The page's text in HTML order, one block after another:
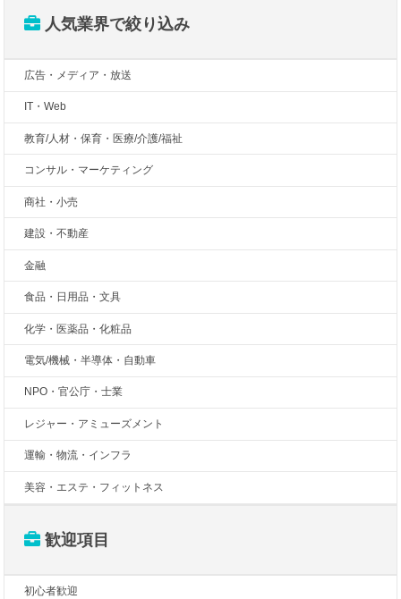
人気業界で絞り込み
広告・メディア・放送
IT・Web
教育/人材・保育・医療/介護/福祉
コンサル・マーケティング
商社・小売
建設・不動産
金融
食品・日用品・文具
化学・医薬品・化粧品
電気/機械・半導体・自動車
NPO・官公庁・士業
レジャー・アミューズメント
運輸・物流・インフラ
美容・エステ・フィットネス
歓迎項目
初心者歓迎